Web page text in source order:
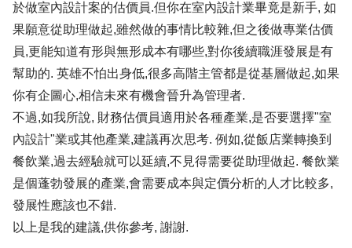
於做室內設計案的估價員.但你在室內設計業畢竟是新手, 如
果願意從助理做起,雖然做的事情比較雜,但之後做專業估價
員,更能知道有形與無形成本有哪些,對你後續職涯發展是有
幫助的. 英雄不怕出身低,很多高階主管都是從基層做起,如果
你有企圖心,相信未來有機會晉升為管理者.
不過,如我所說, 財務估價員適用於各種產業,是否要選擇"室
內設計"業或其他產業,建議再次思考. 例如,從飯店業轉換到
餐飲業,過去經驗就可以延續,不見得需要從助理做起. 餐飲業
是個蓬勃發展的產業,會需要成本與定價分析的人才比較多,
發展性應該也不錯.
以上是我的建議,供你參考, 謝謝.